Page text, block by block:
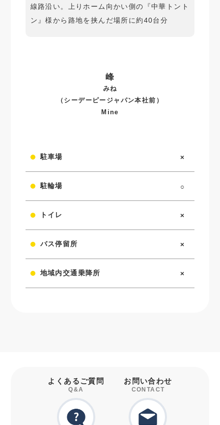
線路沿い。上りホーム向かい側の『中華トント
ン』様から路地を挟んだ場所に約40台分
峰
みね
（シーデーピージャパン本社前）
Mine
駐車場 ×
駐輪場 ○
トイレ ×
バス停留所 ×
地域内交通乗降所 ×
よくあるご質問
Q&A
お問い合わせ
CONTACT